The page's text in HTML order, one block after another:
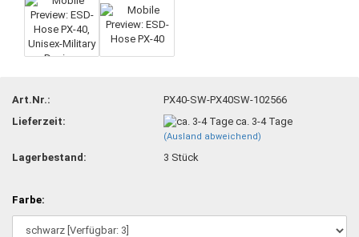
Art.Nr.:
PX40-SW-PX40SW-102566
Lieferzeit:
ca. 3-4 Tage
(Ausland abweichend)
Lagerbestand: 3 Stück
Farbe: